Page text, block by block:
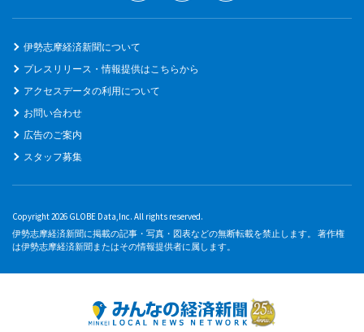
伊勢志摩経済新聞について
プレスリリース・情報提供はこちらから
アクセスデータの利用について
お問い合わせ
広告のご案内
スタッフ募集
Copyright 2026 GLOBE Data,Inc. All rights reserved.
伊勢志摩経済新聞に掲載の記事・写真・図表などの無断転載を禁止します。 著作権
は伊勢志摩経済新聞またはその情報提供者に属します。